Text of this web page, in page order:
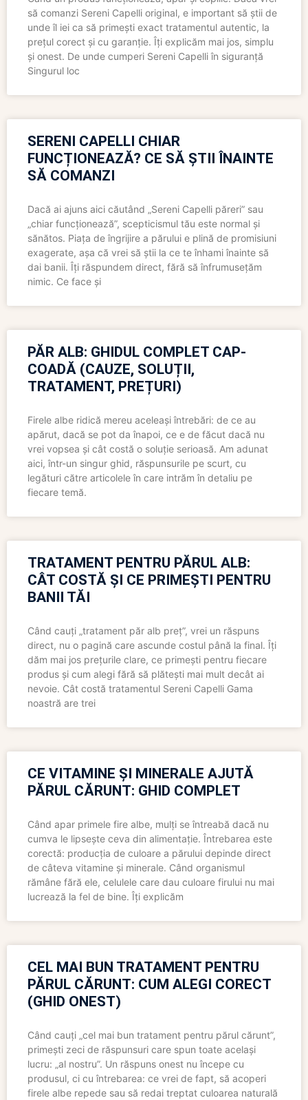
să comanzi Sereni Capelli original, e important să știi de
unde îl iei ca să primești exact tratamentul autentic, la
prețul corect și cu garanție. Îți explicăm mai jos, simplu
și onest. De unde cumperi Sereni Capelli în siguranță
Singurul loc
SERENI CAPELLI CHIAR
FUNCȚIONEAZĂ? CE SĂ ȘTII ÎNAINTE
SĂ COMANZI
Dacă ai ajuns aici căutând „Sereni Capelli păreri” sau
„chiar funcționează”, scepticismul tău este normal și
sănătos. Piața de îngrijire a părului e plină de promisiuni
exagerate, așa că vrei să știi la ce te înhami înainte să
dai banii. Îți răspundem direct, fără să înfrumusețăm
nimic. Ce face și
PĂR ALB: GHIDUL COMPLET CAP-
COADĂ (CAUZE, SOLUȚII,
TRATAMENT, PREȚURI)
Firele albe ridică mereu aceleași întrebări: de ce au
apărut, dacă se pot da înapoi, ce e de făcut dacă nu
vrei vopsea și cât costă o soluție serioasă. Am adunat
aici, într-un singur ghid, răspunsurile pe scurt, cu
legături către articolele în care intrăm în detaliu pe
fiecare temă.
TRATAMENT PENTRU PĂRUL ALB:
CÂT COSTĂ ȘI CE PRIMEȘTI PENTRU
BANII TĂI
Când cauți „tratament păr alb preț”, vrei un răspuns
direct, nu o pagină care ascunde costul până la final. Îți
dăm mai jos prețurile clare, ce primești pentru fiecare
produs și cum alegi fără să plătești mai mult decât ai
nevoie. Cât costă tratamentul Sereni Capelli Gama
noastră are trei
CE VITAMINE ȘI MINERALE AJUTĂ
PĂRUL CĂRUNT: GHID COMPLET
Când apar primele fire albe, mulți se întreabă dacă nu
cumva le lipsește ceva din alimentație. Întrebarea este
corectă: producția de culoare a părului depinde direct
de câteva vitamine și minerale. Când organismul
rămâne fără ele, celulele care dau culoare firului nu mai
lucrează la fel de bine. Îți explicăm
CEL MAI BUN TRATAMENT PENTRU
PĂRUL CĂRUNT: CUM ALEGI CORECT
(GHID ONEST)
Când cauți „cel mai bun tratament pentru părul cărunt”,
primești zeci de răspunsuri care spun toate același
lucru: „al nostru”. Un răspuns onest nu începe cu
produsul, ci cu întrebarea: ce vrei de fapt, să acoperi
firele albe repede sau să redai treptat culoarea naturală